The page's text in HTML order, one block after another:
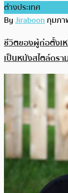
ต่างประเทศ
ByJiraboonกุมภา
ชีวิตของผู้ก่อตั้งเ
เป็นหนังสไตล์ดรา